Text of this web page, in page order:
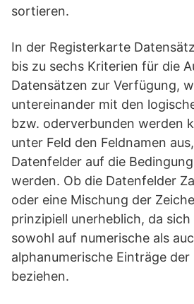
sortieren.
In der Registerkarte
bis zu sechs Kriterien für die
Datensätzen zur Verfügung,
untereinander mit den
bzw. oderverbunden werden
unter Feld den Feldnamen
Datenfelder auf die
werden. Ob die Datenfelder
oder eine Mischung der
prinzipiell unerheblich, da
sowohl auf numerische als
alphanumerische Einträge der
beziehen.